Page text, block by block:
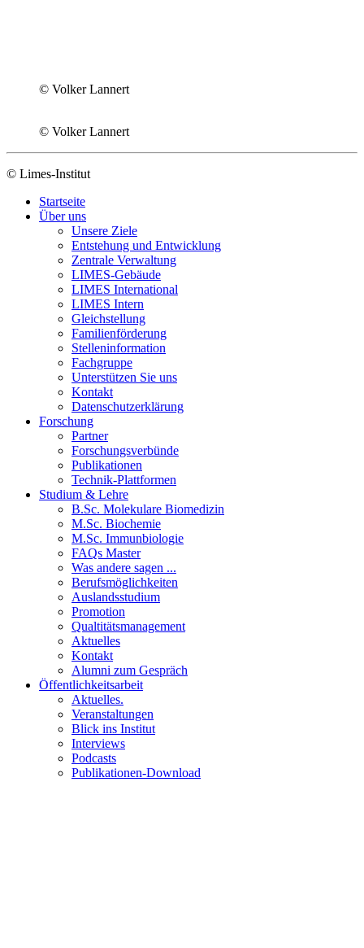
© Volker Lannert
© Volker Lannert
© Limes-Institut
Startseite
Über uns
Unsere Ziele
Entstehung und Entwicklung
Zentrale Verwaltung
LIMES-Gebäude
LIMES International
LIMES Intern
Gleichstellung
Familienförderung
Stelleninformation
Fachgruppe
Unterstützen Sie uns
Kontakt
Datenschutzerklärung
Forschung
Partner
Forschungsverbünde
Publikationen
Technik-Plattformen
Studium & Lehre
B.Sc. Molekulare Biomedizin
M.Sc. Biochemie
M.Sc. Immunbiologie
FAQs Master
Was andere sagen ...
Berufsmöglichkeiten
Auslandsstudium
Promotion
Qualtitätsmanagement
Aktuelles
Kontakt
Alumni zum Gespräch
Öffentlichkeitsarbeit
Aktuelles.
Veranstaltungen
Blick ins Institut
Interviews
Podcasts
Publikationen-Download